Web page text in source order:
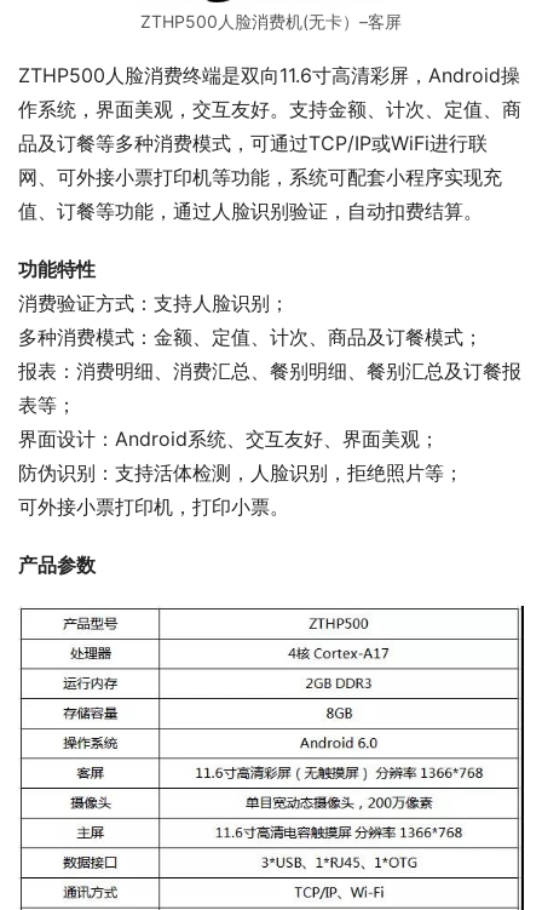
ZTHP500人脸消费机(无卡）–客屏
ZTHP500人脸消费终端是双向11.6寸高清彩屏，Android操
作系统，界面美观，交互友好。支持金额、计次、定值、商
品及订餐等多种消费模式，可通过TCP/IP或WiFi进行联
网、可外接小票打印机等功能，系统可配套小程序实现充
值、订餐等功能，通过人脸识别验证，自动扣费结算。
功能特性
消费验证方式：支持人脸识别；
多种消费模式：金额、定值、计次、商品及订餐模式；
报表：消费明细、消费汇总、餐别明细、餐别汇总及订餐报
表等；
界面设计：Android系统、交互友好、界面美观；
防伪识别：支持活体检测，人脸识别，拒绝照片等；
可外接小票打印机，打印小票。
产品参数